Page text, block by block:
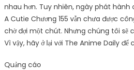
nhau hơn. Tuy nhiên, ngày phát hành
A Cutie Chương 155 vẫn chưa được
chờ đợi một chút. Nhưng chúng tôi sẽ
Vì vậy, hãy ở lại với The Anime Daily để
Quảng cáo